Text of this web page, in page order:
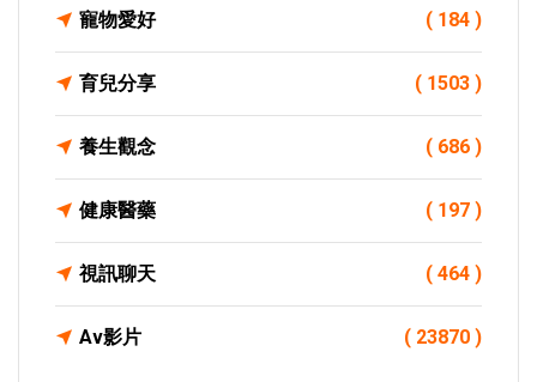
寵物愛好 ( 184 )
育兒分享 ( 1503 )
養生觀念 ( 686 )
健康醫藥 ( 197 )
視訊聊天 ( 464 )
Av影片 ( 23870 )